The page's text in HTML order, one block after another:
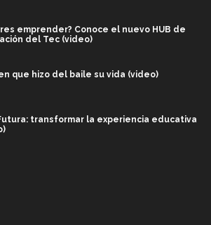
emprender? Conoce el nuevo HUB de
del Tec (video)
que hizo del baile su vida (video)
transformar la experiencia educativa